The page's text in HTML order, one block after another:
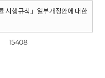
시행규칙」일부개정안에 대한
15408